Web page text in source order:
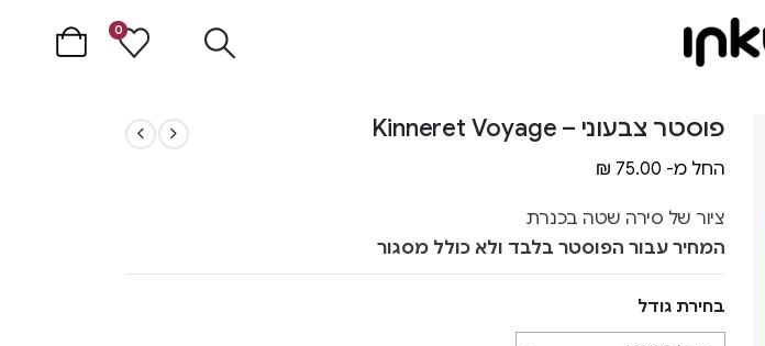
0
פוסטר צבעוני – Kinneret Voyage
החל מ- ₪ 75.00
ציור של סירה שטה בכנרת
המחיר עבור הפוסטר בלבד ולא כולל מסגור
בחירת גודל